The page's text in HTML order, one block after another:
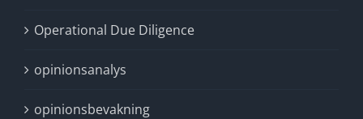
Operational Due Diligence
opinionsanalys
opinionsbevakning